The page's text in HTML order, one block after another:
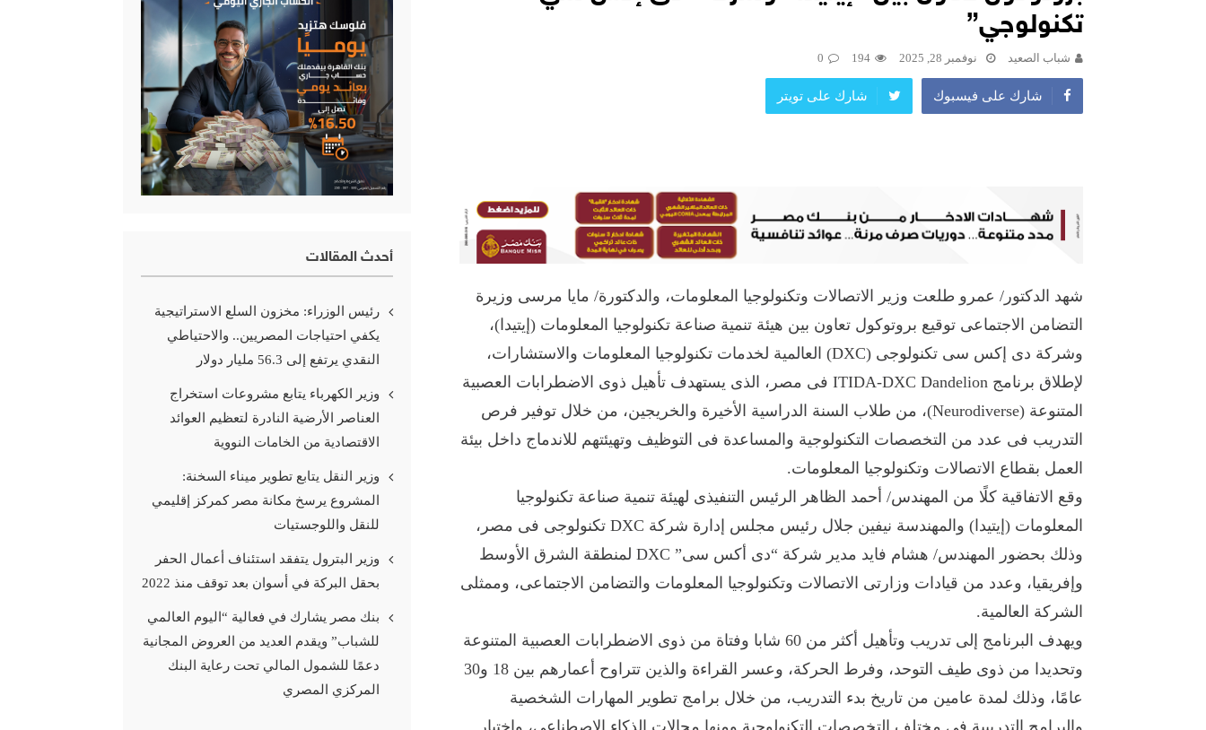
تكنولوجي”
شباب الصعيد نوفمبر 28, 2025 194
0
شارك على فيسبوك شارك على تويتر
شهد الدكتور/ عمرو طلعت وزير الاتصالات وتكنولوجيا المعلومات، والدكتورة/ مايا مرسى وزيرة
التضامن الاجتماعى توقيع بروتوكول تعاون بين هيئة تنمية صناعة تكنولوجيا المعلومات (إيتيدا)،
وشركة دى إكس سى تكنولوجى (DXC) العالمية لخدمات تكنولوجيا المعلومات والاستشارات،
لإطلاق برنامج ITIDA-DXC Dandelion فى مصر، الذى يستهدف تأهيل ذوى الاضطرابات العصبية
المتنوعة (Neurodiverse)، من طلاب السنة الدراسية الأخيرة والخريجين، من خلال توفير فرص
التدريب فى عدد من التخصصات التكنولوجية والمساعدة فى التوظيف وتهيئتهم للاندماج داخل بيئة
العمل بقطاع الاتصالات وتكنولوجيا المعلومات.
وقع الاتفاقية كلًا من المهندس/ أحمد الظاهر الرئيس التنفيذى لهيئة تنمية صناعة تكنولوجيا
المعلومات (إيتيدا) والمهندسة نيفين جلال رئيس مجلس إدارة شركة DXC تكنولوجى فى مصر،
وذلك بحضور المهندس/ هشام فايد مدير شركة “دى أكس سى” DXC لمنطقة الشرق الأوسط
وإفريقيا، وعدد من قيادات وزارتى الاتصالات وتكنولوجيا المعلومات والتضامن الاجتماعى، وممثلى
الشركة العالمية.
ويهدف البرنامج إلى تدريب وتأهيل أكثر من 60 شابا وفتاة من ذوى الاضطرابات العصبية المتنوعة
وتحديدا من ذوى طيف التوحد، وفرط الحركة، وعسر القراءة والذين تتراوح أعمارهم بين 18 و30
عامًا، وذلك لمدة عامين من تاريخ بدء التدريب، من خلال برامج تطوير المهارات الشخصية
والبرامج التدريبية فى مختلف التخصصات التكنولوجية ومنها مجالات الذكاء الاصطناعى، واختبار
أحدث المقالات
رئيس الوزراء: مخزون السلع الاستراتيجية
يكفي احتياجات المصريين.. والاحتياطي
النقدي يرتفع إلى 56.3 مليار دولار
وزير الكهرباء يتابع مشروعات استخراج
العناصر الأرضية النادرة لتعظيم العوائد
الاقتصادية من الخامات النووية
وزير النقل يتابع تطوير ميناء السخنة:
المشروع يرسخ مكانة مصر كمركز إقليمي
للنقل واللوجستيات
وزير البترول يتفقد استئناف أعمال الحفر
بحقل البركة في أسوان بعد توقف منذ 2022
بنك مصر يشارك في فعالية “اليوم العالمي
للشباب” ويقدم العديد من العروض المجانية
دعمًا للشمول المالي تحت رعاية البنك
المركزي المصري